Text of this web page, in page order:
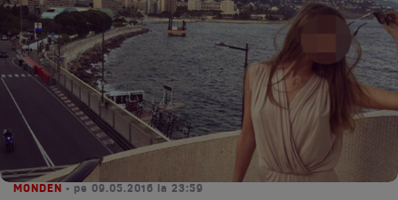
MONDEN • pe 09.05.2016 la 23:59